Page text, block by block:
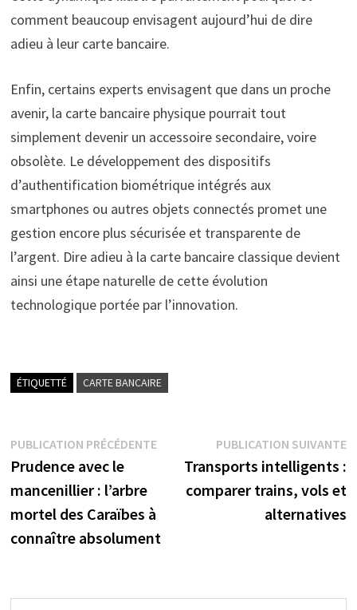
comment beaucoup envisagent aujourd’hui de dire
adieu à leur carte bancaire.
Enfin, certains experts envisagent que dans un proche
avenir, la carte bancaire physique pourrait tout
simplement devenir un accessoire secondaire, voire
obsolète. Le développement des dispositifs
d’authentification biométrique intégrés aux
smartphones ou autres objets connectés promet une
gestion encore plus sécurisée et transparente de
l’argent. Dire adieu à la carte bancaire classique devient
ainsi une étape naturelle de cette évolution
technologique portée par l’innovation.
ÉTIQUETTÉ CARTE BANCAIRE
Navigation
de
l’article
PUBLICATION PRÉCÉDENTEPublication
précédente :
Prudence avec le
mancenillier : l’arbre
mortel des Caraïbes à
connaître absolument
PUBLICATION SUIVANTE
Transports intelligents :
comparer trains, vols et
alternatives